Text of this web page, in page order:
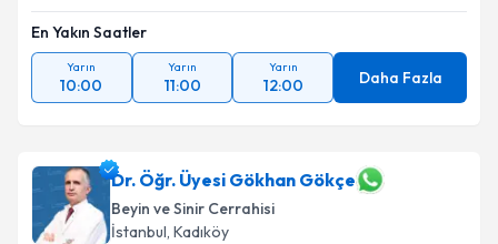
En Yakın Saatler
Yarın
10:00
Yarın
11:00
Yarın
12:00 Daha Fazla
Dr. Öğr. Üyesi Gökhan Gökçe
Beyin ve Sinir Cerrahisi
İstanbul, Kadıköy